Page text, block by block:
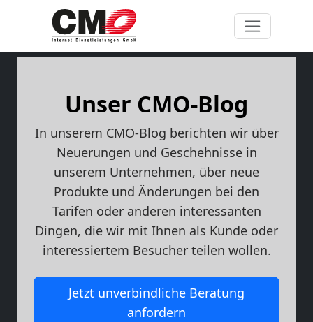
Unser CMO-Blog
In unserem CMO-Blog berichten wir über
Neuerungen und Geschehnisse in
unserem Unternehmen, über neue
Produkte und Änderungen bei den
Tarifen oder anderen interessanten
Dingen, die wir mit Ihnen als Kunde oder
interessiertem Besucher teilen wollen.
Jetzt unverbindliche Beratung
anfordern